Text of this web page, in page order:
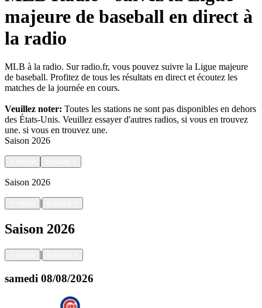
majeure de baseball en direct à
la radio
MLB à la radio. Sur radio.fr, vous pouvez suivre la Ligue majeure
de baseball. Profitez de tous les résultats en direct et écoutez les
matches de la journée en cours.
Veuillez noter: Toutes les stations ne sont pas disponibles en dehors
des États-Unis. Veuillez essayer d'autres radios, si vous en trouvez
une. si vous en trouvez une.
Saison 2026
Saison 2026
|
Saison 2026
|
samedi 08/08/2026